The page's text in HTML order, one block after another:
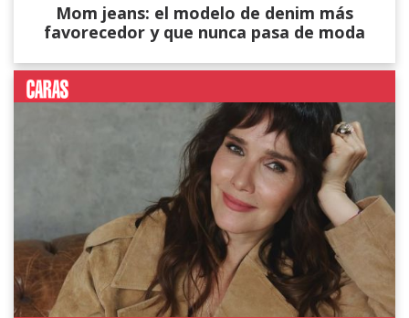
Mom jeans: el modelo de denim más
favorecedor y que nunca pasa de moda